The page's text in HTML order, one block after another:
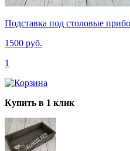
Подставка под столовые
1500 руб.
1
Купить в 1 клик